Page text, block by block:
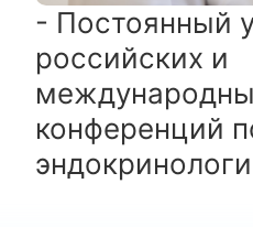
- Постоянный
российских и
конференций